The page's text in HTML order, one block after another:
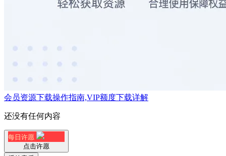
会员资源下载操作指南,VIP额度下载详解
还没有任何内容
每日许愿
点击许愿